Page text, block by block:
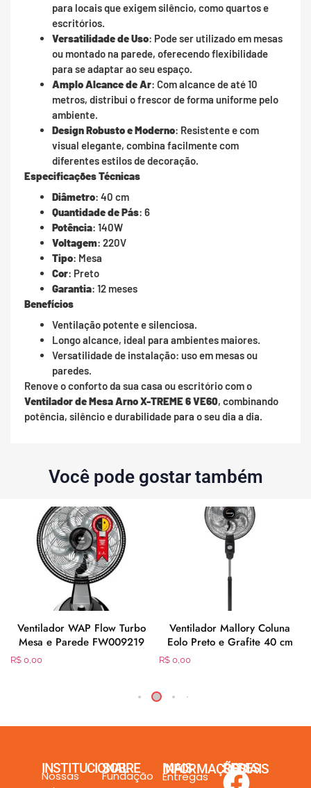
para locais que exigem silêncio, como quartos e
escritórios.
Versatilidade de Uso: Pode ser utilizado em mesas
ou montado na parede, oferecendo flexibilidade
para se adaptar ao seu espaço.
Amplo Alcance de Ar: Com alcance de até 10
metros, distribui o frescor de forma uniforme pelo
ambiente.
Design Robusto e Moderno: Resistente e com
visual elegante, combina facilmente com
diferentes estilos de decoração.
Especificações Técnicas
Diâmetro: 40 cm
Quantidade de Pás: 6
Potência: 140W
Voltagem: 220V
Tipo: Mesa
Cor: Preto
Garantia: 12 meses
Benefícios
Ventilação potente e silenciosa.
Longo alcance, ideal para ambientes maiores.
Versatilidade de instalação: uso em mesas ou
paredes.
Renove o conforto da sua casa ou escritório com o
Ventilador de Mesa Arno X-TREME 6 VE60, combinando
potência, silêncio e durabilidade para o seu dia a dia.
Você pode gostar também
Ventilador WAP Flow Turbo
Mesa e Parede FW009219
R$ 0,00
Ventilador Mallory Coluna
Eolo Preto e Grafite 40 cm
R$ 0,00
INSTITUCIONAL
Nossas
SOBRE
Fundação
MAIS INFORMAÇÕES
Entregas
REDES SOCIAIS